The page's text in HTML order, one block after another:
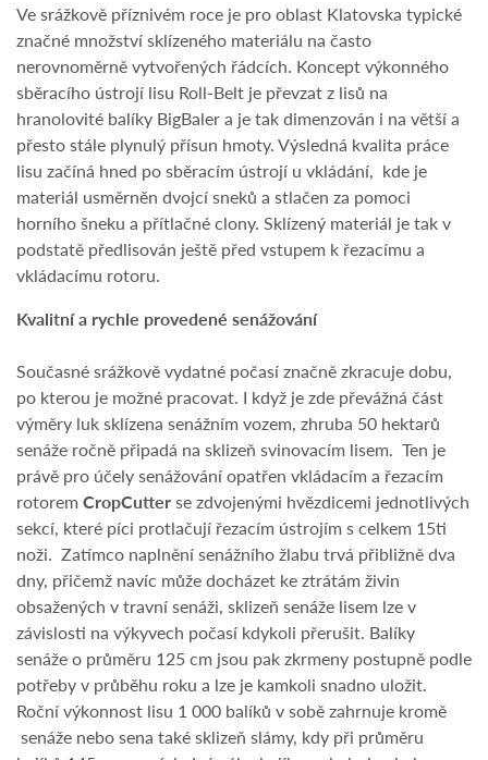
Ve srážkově příznivém roce je pro oblast Klatovska typické
značné množství sklízeného materiálu na často
nerovnoměrně vytvořených řádcích. Koncept výkonného
sběracího ústrojí lisu Roll-Belt je převzat z lisů na
hranolovité balíky BigBaler a je tak dimenzován i na větší a
přesto stále plynulý přísun hmoty. Výsledná kvalita práce
lisu začíná hned po sběracím ústrojí u vkládání, kde je
materiál usměrněn dvojcí sneků a stlačen za pomoci
horního šneku a přítlačné clony. Sklízený materiál je tak v
podstatě předlisován ještě před vstupem k řezacímu a
vkládacímu rotoru.
Kvalitní a rychle provedené senážování
Současné srážkově vydatné počasí značně zkracuje dobu,
po kterou je možné pracovat. I když je zde převážná část
výměry luk sklízena senážním vozem, zhruba 50 hektarů
senáže ročně připadá na sklizeň svinovacím lisem. Ten je
právě pro účely senážování opatřen vkládacím a řezacím
rotorem CropCutterse zdvojenými hvězdicemi jednotlivých
sekcí, které píci protlačují řezacím ústrojím s celkem 15ti
noži. Zatímco naplnění senážního žlabu trvá přibližně dva
dny, přičemž navíc může docházet ke ztrátám živin
obsažených v travní senáži, sklizeň senáže lisem lze v
závislosti na výkyvech počasí kdykoli přerušit. Balíky
senáže o průměru 125 cm jsou pak zkrmeny postupně podle
potřeby v průběhu roku a lze je kamkoli snadno uložit.
Roční výkonnost lisu 1 000 balíků v sobě zahrnuje kromě
senáže nebo sena také sklizeň slámy, kdy při průměru